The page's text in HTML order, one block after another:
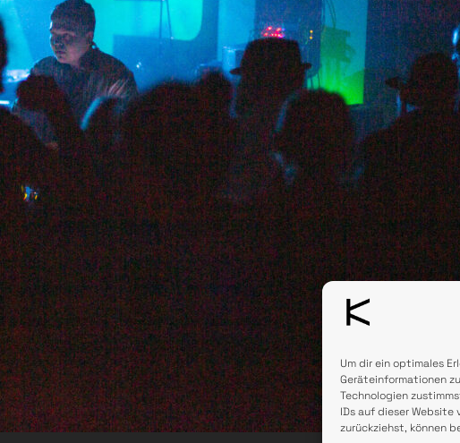
Um dir ein optimales
Geräteinformationen
Technologien
IDs auf dieser
zurückziehst, können